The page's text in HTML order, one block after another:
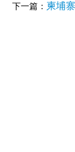
下一篇： 柬埔